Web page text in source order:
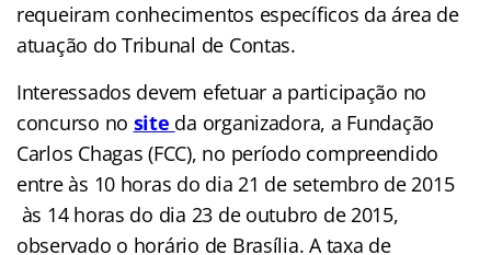
requeiram conhecimentos específicos da área de
atuação do Tribunal de Contas.
Interessados devem efetuar a participação no
concurso no site da organizadora, a Fundação
Carlos Chagas (FCC), no período compreendido
entre às 10 horas do dia 21 de setembro de 2015
às 14 horas do dia 23 de outubro de 2015,
observado o horário de Brasília. A taxa de